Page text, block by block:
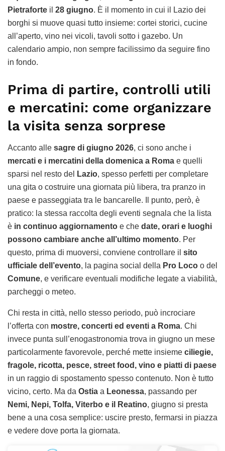
Pietraforte il 28 giugno. È il momento in cui il Lazio dei
borghi si muove quasi tutto insieme: cortei storici, cucine
all’aperto, vino nei vicoli, tavoli sotto i gazebo. Un
calendario ampio, non sempre facilissimo da seguire fino
in fondo.
Prima di partire, controlli utili
e mercatini: come organizzare
la visita senza sorprese
Accanto alle sagre di giugno 2026, ci sono anche i
mercati e i mercatini della domenica a Roma e quelli
sparsi nel resto del
Lazio, spesso perfetti per completare
una gita o costruire una giornata più libera, tra pranzo in
paese e passeggiata tra le bancarelle. Il punto, però, è
pratico: la stessa raccolta degli eventi segnala che la lista
è in continuo aggiornamento e che date, orari e luoghi
possono cambiare anche all’ultimo momento. Per
questo, prima di muoversi, conviene controllare il sito
ufficiale dell’evento, la pagina social della Pro Loco o del
Comune, e verificare eventuali modifiche legate a viabilità,
parcheggi o meteo.
Chi resta in città, nello stesso periodo, può incrociare
l’offerta con mostre, concerti ed eventi a Roma. Chi
invece punta sull’enogastronomia trova in giugno un mese
particolarmente favorevole, perché mette insieme ciliegie,
fragole, ricotta, pesce, street food, vino e piatti di paese
in un raggio di spostamento spesso contenuto. Non è tutto
vicino, certo. Ma da Ostia a Leonessa, passando per
Nemi, Nepi, Tolfa, Viterbo e il Reatino, giugno si presta
bene a una cosa semplice: uscire presto, fermarsi in piazza
e vedere dove porta la giornata.